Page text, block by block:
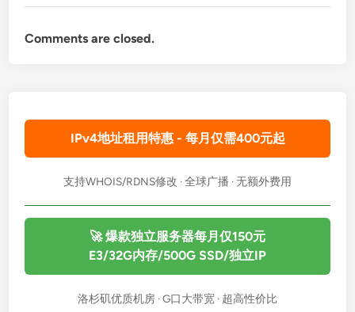
Comments are closed.
IPv4地址租用特惠 - 每月仅需400元起
支持WHOIS/RDNS修改 · 全球广播 · 无额外费用
🚀 爆款独立服务器每月仅150元
E3/32G内存/500G SSD/独立IP
洛杉矶优质机房 · G口大带宽 · 超高性价比